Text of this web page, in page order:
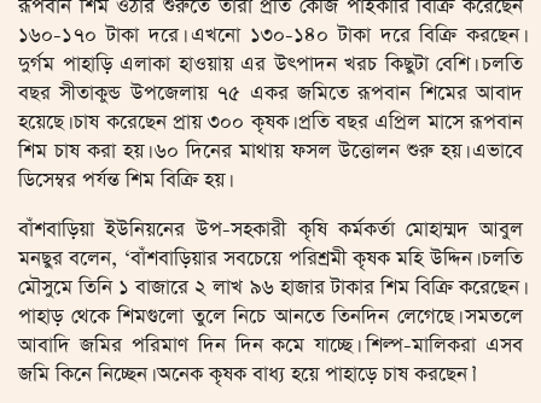
রূপবান শিম ওঠার শুরুতে তারা প্রতি কেজি পাইকারি বিক্রি করেছেন
১৬০-১৭০ টাকা দরে। এখনো ১৩০-১৪০ টাকা দরে বিক্রি করছেন।
দুর্গম পাহাড়ি এলাকা হাওয়ায় এর উৎপাদন খরচ কিছুটা বেশি। চলতি
বছর সীতাকুন্ড উপজেলায় ৭৫ একর জমিতে রূপবান শিমের আবাদ
হয়েছে। চাষ করেছেন প্রায় ৩০০ কৃষক। প্রতি বছর এপ্রিল মাসে রূপবান
শিম চাষ করা হয়। ৬০ দিনের মাথায় ফসল উত্তোলন শুরু হয়। এভাবে
ডিসেম্বর পর্যন্ত শিম বিক্রি হয়।
বাঁশবাড়িয়া ইউনিয়নের উপ-সহকারী কৃষি কর্মকর্তা মোহাম্মদ আবুল
মনছুর বলেন, ‘বাঁশবাড়িয়ার সবচেয়ে পরিশ্রমী কৃষক মহি উদ্দিন। চলতি
মৌসুমে তিনি ১ বাজারে ২ লাখ ৯৬ হাজার টাকার শিম বিক্রি করেছেন।
পাহাড় থেকে শিমগুলো তুলে নিচে আনতে তিনদিন লেগেছে। সমতলে
আবাদি জমির পরিমাণ দিন দিন কমে যাচ্ছে। শিল্প-মালিকরা এসব
জমি কিনে নিচ্ছেন। অনেক কৃষক বাধ্য হয়ে পাহাড়ে চাষ করছেন।’